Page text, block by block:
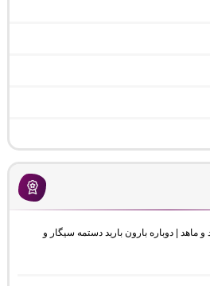
و ماهد | دوباره بارون بارید دستمه سیگار و